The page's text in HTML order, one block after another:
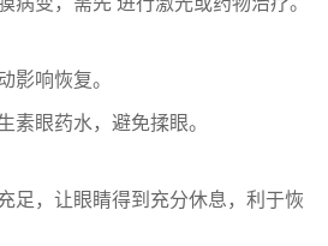
影响恢复。
素眼药水，避免揉眼。
足，让眼睛得到充分休息，利于恢